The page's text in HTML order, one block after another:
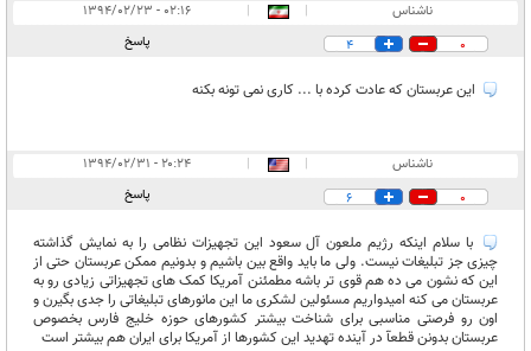
ناشناس |
|
۰۲:۱۶ - ۱۳۹۴/۰۲/۲۳
0
4 پاسخ
این عربستان که عادت کرده با ... کاری نمی تونه بکنه
ناشناس |
|
۲۰:۲۴ - ۱۳۹۴/۰۲/۳۱
0
6 پاسخ
با سلام اینکه رژیم ملعون آل سعود این تجهیزات نظامی را به نمایش گذاشته
چیزی جز تبلیغات نیست. ولی ما باید واقع بین باشیم و بدونیم ممکن عربستان حتی از
این که نشون می ده هم قوی تر باشه مطمئنن آمریکا کمک های تجهیزاتی زیادی رو به
عربستان می کنه امیدواریم مسئولین لشکری ما این مانورهای تبلیغاتی را جدی بگیرن و
اون رو فرصتی مناسبی برای شناخت بیشتر کشورهای حوزه خلیج فارس بخصوص
عربستان بدونن قطعآ در آینده تهدید این کشورها از آمریکا برای ایران هم بیشتر است